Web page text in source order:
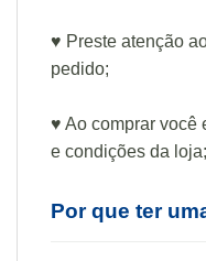
♥ Preste atenção
pedido;
♥ Ao comprar você
e condições da loja;
Por que ter